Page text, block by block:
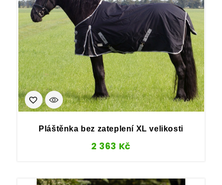
Pláštěnka bez zateplení XL velikosti
2 363 Kč